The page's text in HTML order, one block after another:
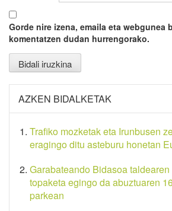
Gorde nire izena, emaila eta webgunea
komentatzen dudan hurrengorako.
AZKEN BIDALKETAK
Trafiko mozketak eta Irunbusen
eragingo ditu asteburu honetan
Garabateando Bidasoa
topaketa egingo da abuztuaren
parkean